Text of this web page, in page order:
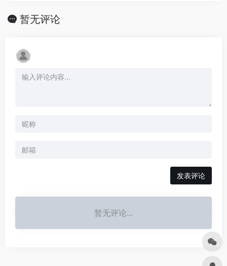
暂无评论
发表评论
暂无评论...